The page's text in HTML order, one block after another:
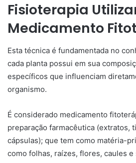
Fisioterapia
Medicamento
Esta técnica é fundamentada no
cada planta possui em sua
específicos que influenciam
organismo.
É considerado medicamento
preparação farmacêutica (extratos,
cápsulas); que tem como matéria-
como folhas, raízes, flores, caules e